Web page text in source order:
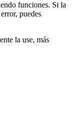
funciones. Si la
puedes
la use, más